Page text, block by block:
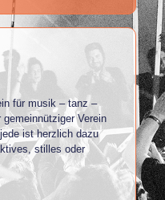
für musik – tanz –
Verein
ist herzlich dazu
stilles oder